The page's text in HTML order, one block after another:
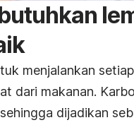
menjalankan
dari makanan.
dijadikan